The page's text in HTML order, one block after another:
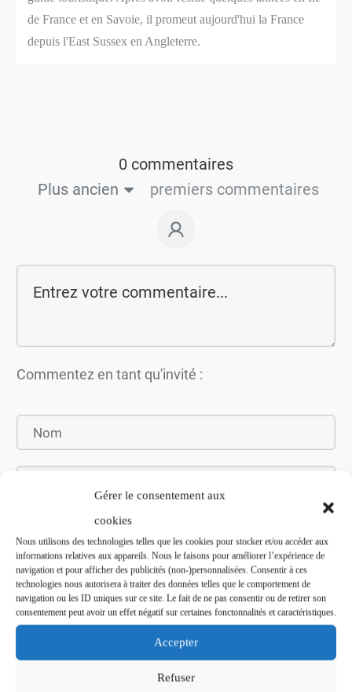
Gérer le consentement aux
cookies
Nous utilisons des technologies telles que les cookies pour stocker et/ou accéder aux
informations relatives aux appareils. Nous le faisons pour améliorer l’expérience de
navigation et pour afficher des publicités (non-)personnalisées. Consentir à ces
technologies nous autorisera à traiter des données telles que le comportement de
navigation ou les ID uniques sur ce site. Le fait de ne pas consentir ou de retirer son
consentement peut avoir un effet négatif sur certaines fonctonnalités et caractéristiques.
Accepter
Refuser
de France et en Savoie, il promeut aujourd'hui la France
depuis l'East Sussex en Angleterre.
0 commentaires
Plus ancien
premiers commentaires
Commentez en tant qu'invité :
Soumettez le commentaire